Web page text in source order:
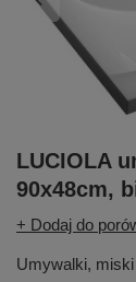
LUCIOLA
90x48cm,
+ Dodaj do
Umywalki,